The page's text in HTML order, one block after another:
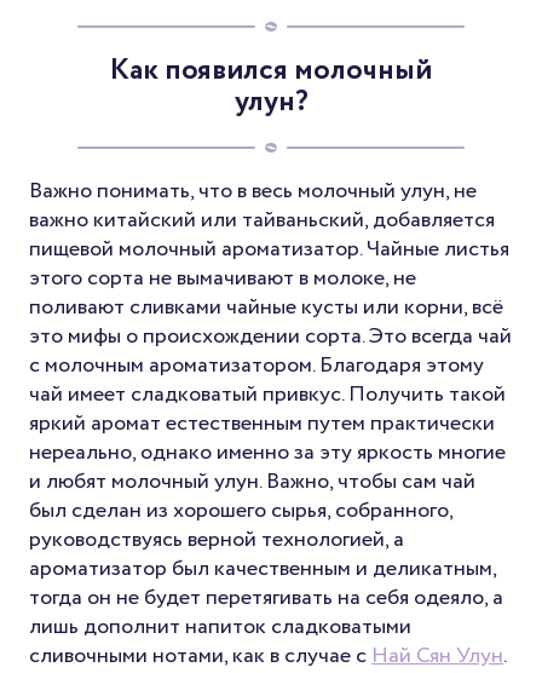
Как появился молочный
улун?
Важно понимать, что в весь молочный улун, не
важно китайский или тайваньский, добавляется
пищевой молочный ароматизатор. Чайные листья
этого сорта не вымачивают в молоке, не
поливают сливками чайные кусты или корни, всё
это мифы о происхождении сорта. Это всегда чай
с молочным ароматизатором. Благодаря этому
чай имеет сладковатый привкус. Получить такой
яркий аромат естественным путем практически
нереально, однако именно за эту яркость многие
и любят молочный улун. Важно, чтобы сам чай
был сделан из хорошего сырья, собранного,
руководствуясь верной технологией, а
ароматизатор был качественным и деликатным,
тогда он не будет перетягивать на себя одеяло, а
лишь дополнит напиток сладковатыми
сливочными нотами, как в случае сНай Сян Улун.